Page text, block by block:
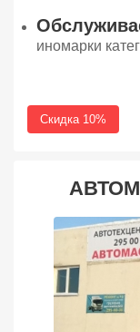
иномарки
Скидка 10%